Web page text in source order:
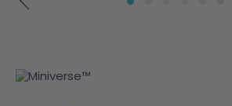
Sicherheit
Krimi / Thriller
Kuscheltiere
DC Comics™ Super Heroes
Country